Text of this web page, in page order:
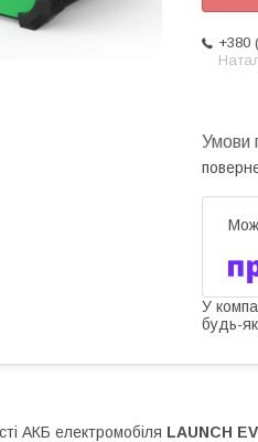
+380
У
будь-
АКБ електромобіля LAUNCH